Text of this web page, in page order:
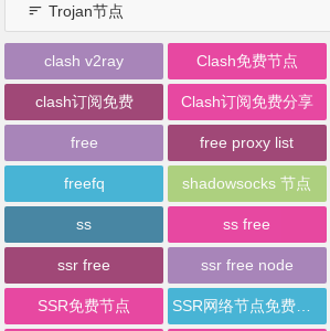
Trojan节点
clash v2ray Clash免费节点
clash订阅免费 Clash订阅免费分享
free free proxy list
freefq shadowsocks 节点
ss ss free
ssr free ssr free node
SSR免费节点